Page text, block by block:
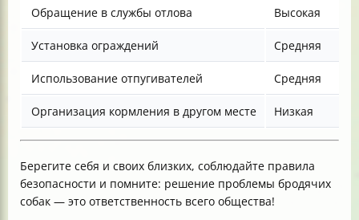
Обращение в службы отлова Высокая
Установка ограждений Средняя
Использование отпугивателей Средняя
Организация кормления в другом месте Низкая
Берегите себя и своих близких, соблюдайте правила
безопасности и помните: решение проблемы бродячих
собак — это ответственность всего общества!